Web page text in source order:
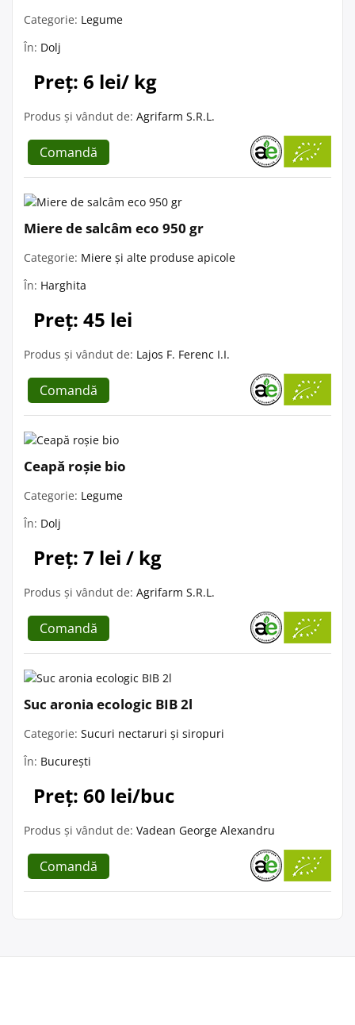
Categorie: Legume
În: Dolj
Preț: 6 lei/ kg
Produs și vândut de: Agrifarm S.R.L.
Comandă
Miere de salcâm eco 950 gr
Categorie: Miere și alte produse apicole
În: Harghita
Preț: 45 lei
Produs și vândut de: Lajos F. Ferenc I.I.
Comandă
Ceapă roșie bio
Categorie: Legume
În: Dolj
Preț: 7 lei / kg
Produs și vândut de: Agrifarm S.R.L.
Comandă
Suc aronia ecologic BIB 2l
Categorie: Sucuri nectaruri și siropuri
În: București
Preț: 60 lei/buc
Produs și vândut de: Vadean George Alexandru
Comandă